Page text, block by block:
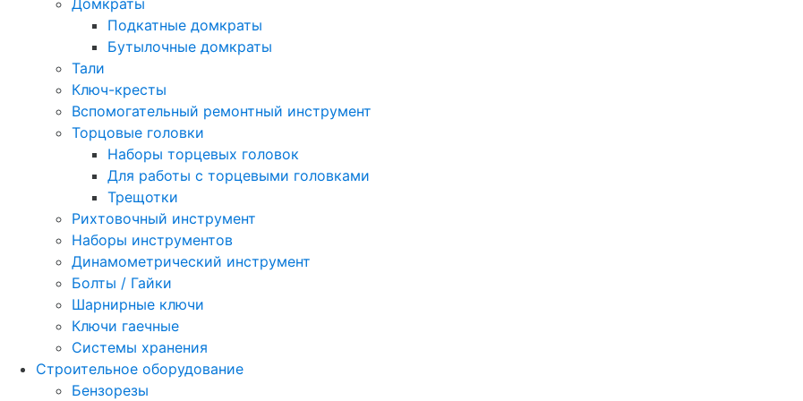
Домкраты
Подкатные домкраты
Бутылочные домкраты
Тали
Ключ-кресты
Вспомогательный ремонтный инструмент
Торцовые головки
Наборы торцевых головок
Для работы с торцевыми головками
Трещотки
Рихтовочный инструмент
Наборы инструментов
Динамометрический инструмент
Болты / Гайки
Шарнирные ключи
Ключи гаечные
Системы хранения
Строительное оборудование
Бензорезы